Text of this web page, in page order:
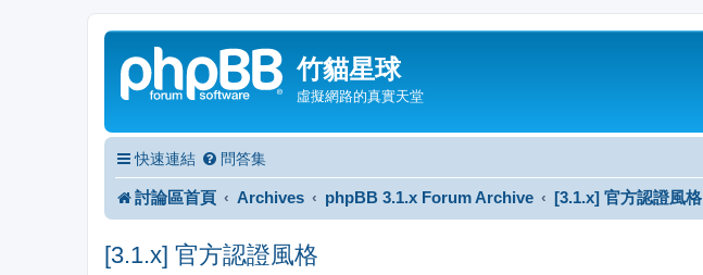
竹貓星球
虛擬網路的真實天堂
快速連結 問答集
討論區首頁 Archives phpBB 3.1.x Forum Archive [3.1.x] 官方認證風格
[3.1.x] 官方認證風格